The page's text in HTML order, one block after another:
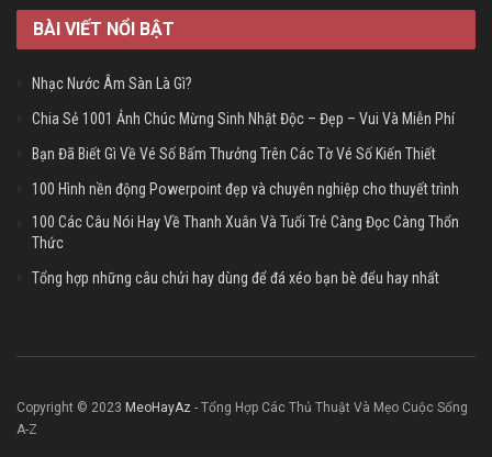
BÀI VIẾT NỔI BẬT
Nhạc Nước Âm Sàn Là Gì?
Chia Sẻ 1001 Ảnh Chúc Mừng Sinh Nhật Độc – Đẹp – Vui Và Miễn Phí
Bạn Đã Biết Gì Về Vé Số Bấm Thưởng Trên Các Tờ Vé Số Kiến Thiết
100 Hình nền động Powerpoint đẹp và chuyên nghiệp cho thuyết trình
100 Các Câu Nói Hay Về Thanh Xuân Và Tuổi Trẻ Càng Đọc Càng Thổn
Thức
Tổng hợp những câu chửi hay dùng để đá xéo bạn bè đểu hay nhất
Copyright © 2023 MeoHayAz - Tổng Hợp Các Thủ Thuật Và Mẹo Cuộc Sống
A-Z